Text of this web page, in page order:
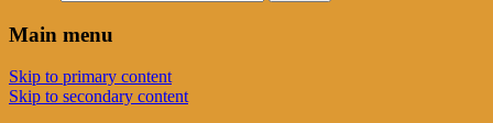
Main menu
Skip to primary content
Skip to secondary content